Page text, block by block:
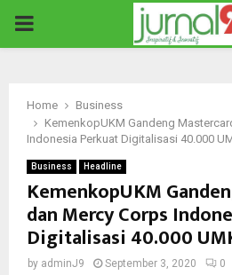
PRIMARY
Home
Business
KemenkopUKM Gandeng
Indonesia Perkuat Digitalisasi 40.000
Business Headline
KemenkopUKM
dan Mercy Corps
Digitalisasi 40.000
by adminJ9 September 3, 2020 0